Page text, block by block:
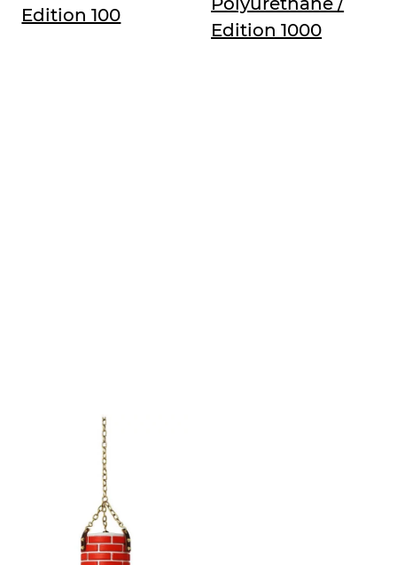
Edition 100
Edition 1000